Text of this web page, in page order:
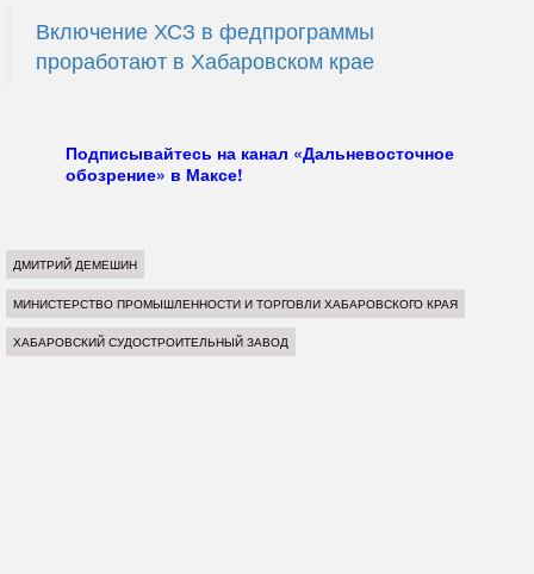
Включение ХСЗ в федпрограммы
проработают в Хабаровском крае
Подписывайтесь на канал «Дальневосточное
обозрение» в Максе!
ДМИТРИЙ ДЕМЕШИН
МИНИСТЕРСТВО ПРОМЫШЛЕННОСТИ И ТОРГОВЛИ ХАБАРОВСКОГО КРАЯ
ХАБАРОВСКИЙ СУДОСТРОИТЕЛЬНЫЙ ЗАВОД